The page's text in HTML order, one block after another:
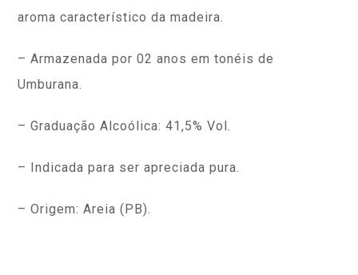
aroma característico da madeira.
– Armazenada por 02 anos em tonéis de
Umburana.
– Graduação Alcoólica: 41,5% Vol.
– Indicada para ser apreciada pura.
– Origem: Areia (PB).